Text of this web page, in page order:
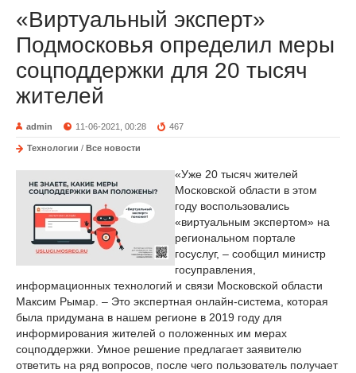
«Виртуальный эксперт»
Подмосковья определил меры
соцподдержки для 20 тысяч
жителей
admin 11-06-2021, 00:28 467
Технологии / Все новости
«Уже 20 тысяч жителей
Московской области в этом
году воспользовались
«виртуальным экспертом» на
региональном портале
госуслуг, – сообщил министр
госуправления,
информационных технологий и связи Московской области
Максим Рымар. – Это экспертная онлайн-система, которая
была придумана в нашем регионе в 2019 году для
информирования жителей о положенных им мерах
соцподдержки. Умное решение предлагает заявителю
ответить на ряд вопросов, после чего пользователь получает